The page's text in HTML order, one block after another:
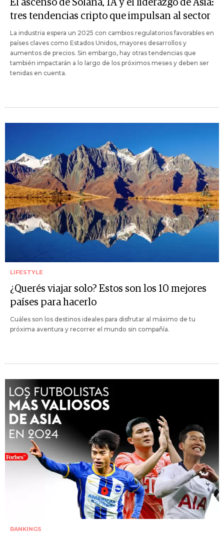
El ascenso de Solana, IA y el liderazgo de Asia:
tres tendencias cripto que impulsan al sector
La industria espera un 2025 con cambios regulatorios favorables en
países claves como Estados Unidos, mayores desarrollos y
aumentos de precios. Sin embargo, hay otras tendencias que
también impactarán a lo largo de los próximos meses y deben ser
tenidas en cuenta.
LIFESTYLE
¿Querés viajar solo? Estos son los 10 mejores
países para hacerlo
Cuáles son los destinos ideales para disfrutar al máximo de tu
próxima aventura y recorrer el mundo sin compañía.
RANKINGS